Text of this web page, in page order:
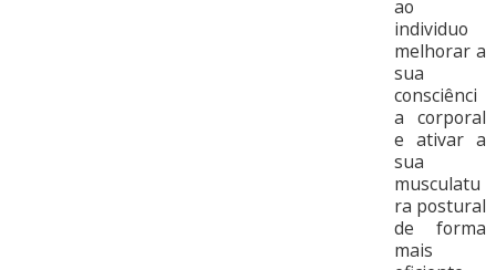
ao
individuo
melhorar a
sua
consciênci
a corporal
e ativar a
sua
musculatu
ra postural
de forma
mais